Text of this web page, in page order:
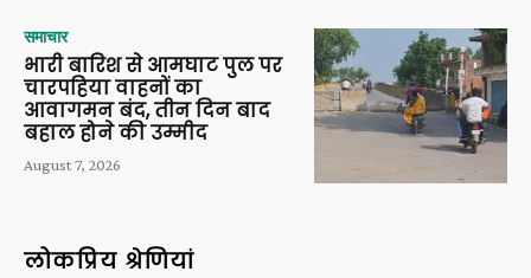
समाचार
भारी बारिश से आमघाट पुल पर
चारपहिया वाहनों का
आवागमन बंद, तीन दिन बाद
बहाल होने की उम्मीद
August 7, 2026
लोकप्रिय श्रेणियां